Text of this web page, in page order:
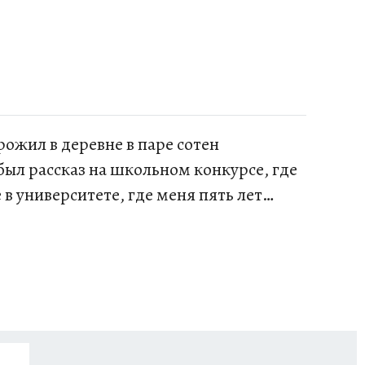
в деревне в паре сотен
рассказ на школьном конкурсе, где
где меня пять лет
журналистом. Первый опыт штатного
В «Комсомолке» с июля 2011 года.
Не люблю про политику и